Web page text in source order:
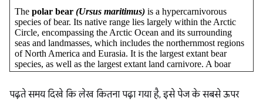
पढ़ते समय दिखे कि लेख कितना पढ़ा गया है, इसे पेज के सबसे ऊपर